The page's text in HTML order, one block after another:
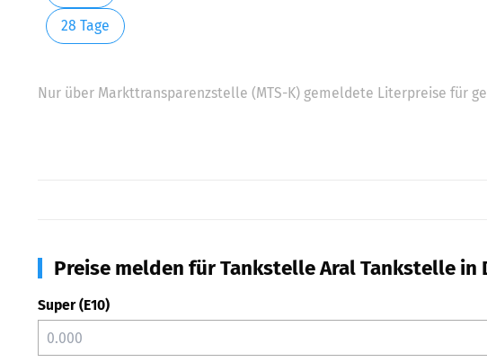
28 Tage
Nur über Markttransparenzstelle (MTS-K) gemeldete Literpreise für
Preise melden für Tankstelle Aral Tankstelle in
Super (E10)